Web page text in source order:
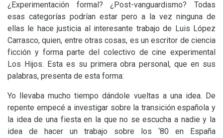
¿Experimentación formal? ¿Post-vanguardismo? Todas
esas categorías podrían estar pero a la vez ninguna de
ellas le hace justicia al interesante trabajo de Luis López
Carrasco, quien, entre otras cosas, es un escritor de ciencia
ficción y forma parte del colectivo de cine experimental
Los Hijos. Esta es su primera obra personal, que en sus
palabras, presenta de esta forma:
Yo llevaba mucho tiempo dándole vueltas a una idea. De
repente empecé a investigar sobre la transición española y
la idea de una fiesta en la que no se escucha a nadie y la
idea de hacer un trabajo sobre los ‘80 en España